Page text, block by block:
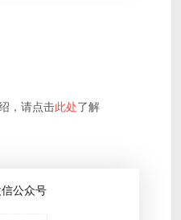
，请点击此处了解
公众号